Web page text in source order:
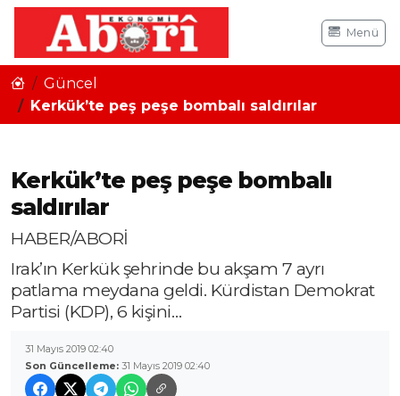
Menü
Güncel
Kerkük’te peş peşe bombalı saldırılar
Kerkük’te peş peşe bombalı
saldırılar
HABER/ABORİ
Irak’ın Kerkük şehrinde bu akşam 7 ayrı
patlama meydana geldi. Kürdistan Demokrat
Partisi (KDP), 6 kişini…
31 Mayıs 2019 02:40
Son Güncelleme: 31 Mayıs 2019 02:40